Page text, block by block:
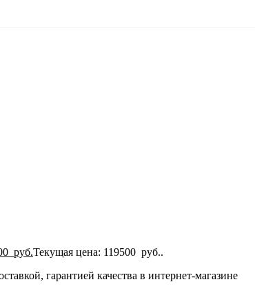
руб.Текущая цена: 119500 руб..
гарантией качества в интернет-магазине